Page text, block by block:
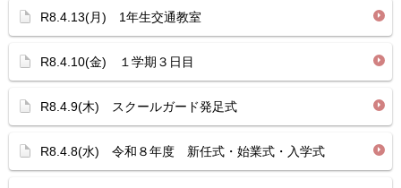
R8.4.13(月) 1年生交通教室
R8.4.10(金) １学期３日目
R8.4.9(木) スクールガード発足式
R8.4.8(水) 令和８年度 新任式・始業式・入学式